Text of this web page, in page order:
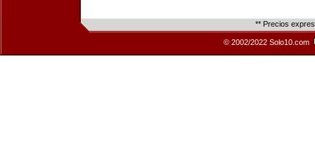
** Precios
© 2002/2022 Solo10.com